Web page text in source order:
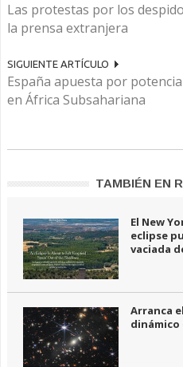
Las protestas por los
la prensa extranjera
SIGUIENTE ARTÍCULO
España apuesta por
en África Subsahariana
TAMBIÉN EN
El New
eclipse
vaciada
Arranca
dinámico